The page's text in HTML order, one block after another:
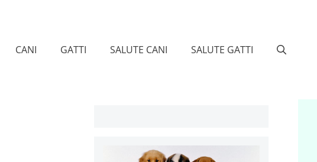
CANI GATTI SALUTE CANI SALUTE GATTI